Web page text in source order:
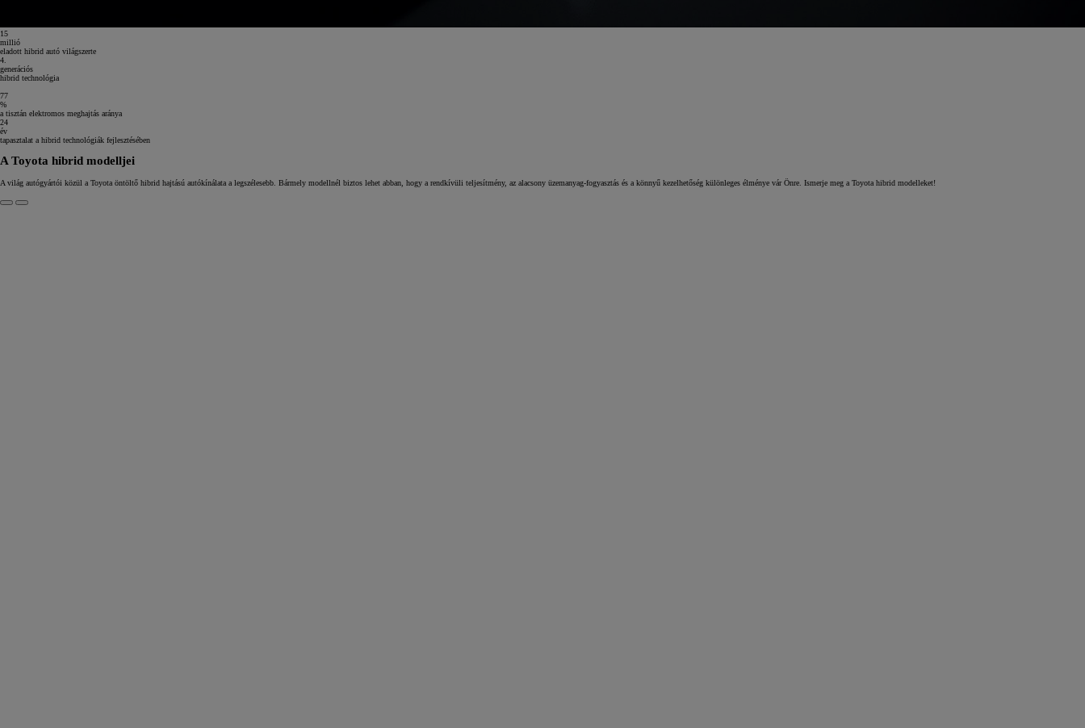
15
millió
eladott hibrid autó világszerte
4.
generációs
hibrid technológia
77
%
a tisztán elektromos meghajtás aránya
24
év
tapasztalat a hibrid technológiák fejlesztésében
A Toyota hibrid modelljei
A világ autógyártói közül a Toyota öntöltő hibrid hajtású autókínálata a legszélesebb. Bármely modellnél biztos lehet abban, hogy a rendkívüli teljesítmény, az alacsony üzemanyag-fogyasztás és a könnyű kezelhetőség különleges élménye vár Önre. Ismerje meg a Toyota hibrid modelleket!